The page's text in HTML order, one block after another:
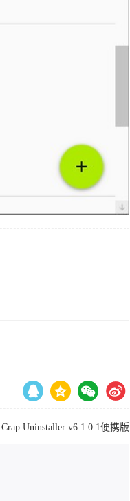
Uninstaller v6.1.0.1便携版